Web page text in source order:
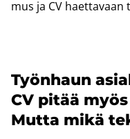
mus ja CV
Työn­haun
CV pitää
Mutta mikä